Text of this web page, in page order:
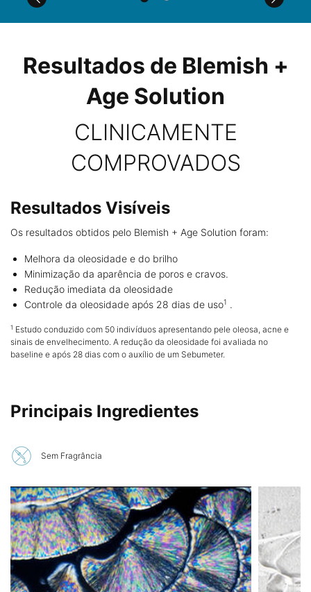
Resultados de Blemish +
Age Solution
CLINICAMENTE
COMPROVADOS
Resultados Visíveis
Os resultados obtidos pelo Blemish + Age Solution foram:
Melhora da oleosidade e do brilho
Minimização da aparência de poros e cravos.
Redução imediata da oleosidade
Controle da oleosidade após 28 dias de uso1 .
1 Estudo conduzido com 50 indivíduos apresentando pele oleosa, acne e
sinais de envelhecimento. A redução da oleosidade foi avaliada no
baseline e após 28 dias com o auxílio de um Sebumeter.
PDP Product The Science Behind
PDP Product Hero Banner
PDP Product Ingredients Section
Principais Ingredientes
Sem Fragrância